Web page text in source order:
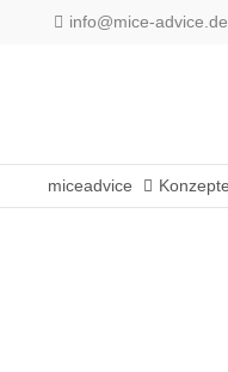
info@mice-advice.de
miceadvice